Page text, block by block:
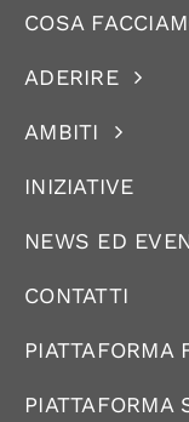
COSA
ADERIRE
AMBITI
INIZIATIVE
NEWS ED
CONTATTI
PIATTAFORMA
PIATTAFORMA